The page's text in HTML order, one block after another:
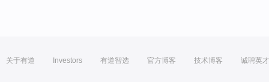
关于有道 Investors 有道智选 官方博客 技术博客 诚聘英才